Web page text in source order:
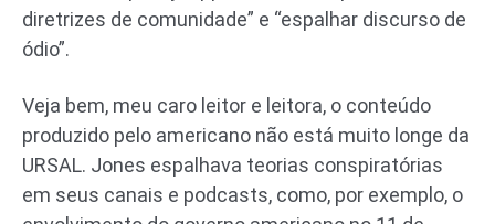
diretrizes de comunidade” e “espalhar discurso de
ódio”.
Veja bem, meu caro leitor e leitora, o conteúdo
produzido pelo americano não está muito longe da
URSAL. Jones espalhava teorias conspiratórias
em seus canais e podcasts, como, por exemplo, o